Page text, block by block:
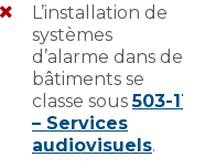
L’installation de
systèmes
d’alarme dans des
bâtiments se
classe sous503-11
– Services
audiovisuels.